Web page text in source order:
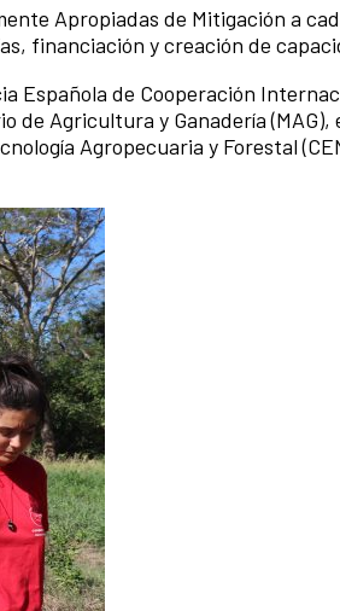
Apropiadas de Mitigación a
financiación y creación de
Española de Cooperación
de Agricultura y Ganadería
Agropecuaria y Forestal